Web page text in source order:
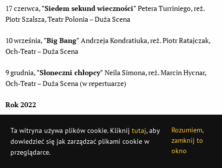
17 czerwca, "Siedem sekund wieczności" Petera Turriniego, reż.
Piotr Szalsza, Teatr Polonia – Duża Scena
10 września, "Big Bang" Andrzeja Kondratiuka, reż. Piotr Ratajczak,
Och-Teatr – Duża Scena
9 grudnia, "Słoneczni chłopcy" Neila Simona, reż. Marcin Hycnar,
Och-Teatr – Duża Scena (w repertuarze)
Rok 2022
6 lutego, "Pan Hoho"Witolda Dulęby, reż. Krzysztof Dracz, Teatr
Polonia – Duża Scena (w repertuarze)
23 kwietnia,
i OCH-Teatr grają całe wakacje
Ta witryna używa plików cookie. Kliknij tutaj, aby
dowiedzieć się jak zarządzać plikami cookie w
przeglądarce.
Rozumiem,
zamknij to
okno